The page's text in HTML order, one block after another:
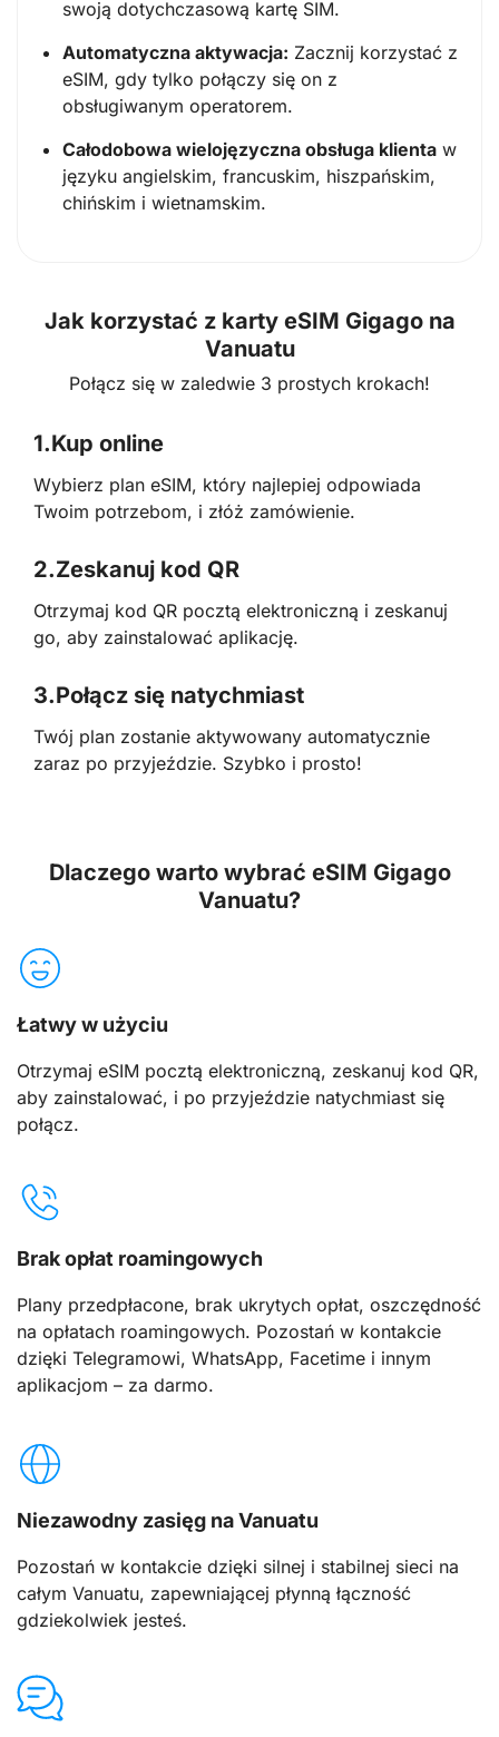
swoją dotychczasową kartę SIM.
Automatyczna aktywacja: Zacznij korzystać z
eSIM, gdy tylko połączy się on z
obsługiwanym operatorem.
Całodobowa wielojęzyczna obsługa klienta w
języku angielskim, francuskim, hiszpańskim,
chińskim i wietnamskim.
Jak korzystać z karty eSIM Gigago na
Vanuatu
Połącz się w zaledwie 3 prostych krokach!
1.Kup online
Wybierz plan eSIM, który najlepiej odpowiada
Twoim potrzebom, i złóż zamówienie.
2.Zeskanuj kod QR
Otrzymaj kod QR pocztą elektroniczną i zeskanuj
go, aby zainstalować aplikację.
3.Połącz się natychmiast
Twój plan zostanie aktywowany automatycznie
zaraz po przyjeździe. Szybko i prosto!
Dlaczego warto wybrać eSIM Gigago
Vanuatu?
Łatwy w użyciu
Otrzymaj eSIM pocztą elektroniczną, zeskanuj kod QR,
aby zainstalować, i po przyjeździe natychmiast się
połącz.
Brak opłat roamingowych
Plany przedpłacone, brak ukrytych opłat, oszczędność
na opłatach roamingowych. Pozostań w kontakcie
dzięki Telegramowi, WhatsApp, Facetime i innym
aplikacjom – za darmo.
Niezawodny zasięg na Vanuatu
Pozostań w kontakcie dzięki silnej i stabilnej sieci na
całym Vanuatu, zapewniającej płynną łączność
gdziekolwiek jesteś.